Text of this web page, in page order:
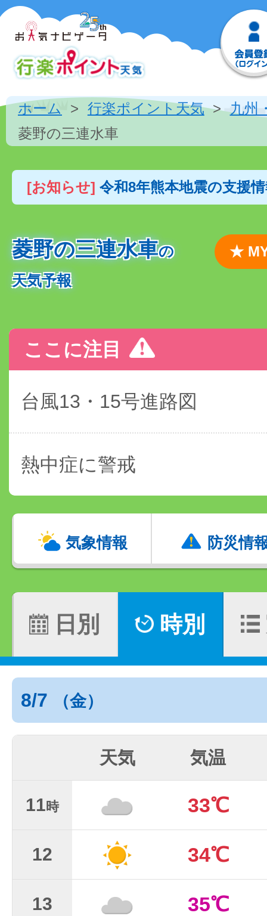
ホーム 行楽ポイント天気
九州
菱野の三連水車
[お知らせ] 令和8年熊本地震の支援
菱野の三連水車の
天気予報
★
ここに注目
台風13・15号進路図
熱中症に警戒
気象情報 防災情
日別 時別
8/7 （金）
天気 気温
11時 33℃
12 34℃
13 35℃